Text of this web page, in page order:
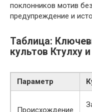
поклонников мотив
предупреждение и
Таблица:
культов Ктулху
Параметр
Происхождение